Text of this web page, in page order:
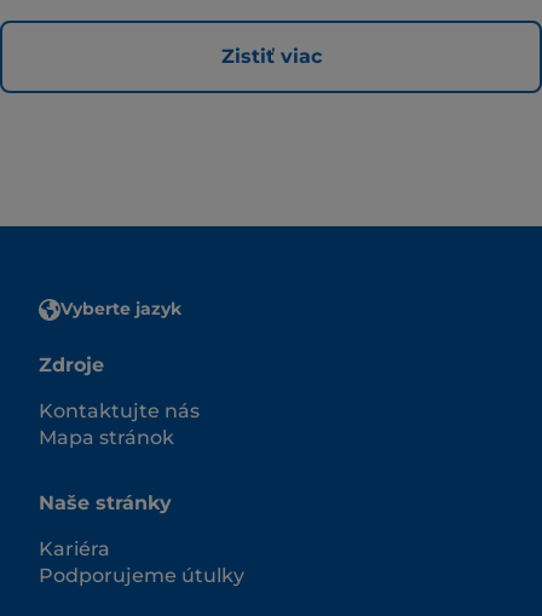
Zistiť viac
Vyberte jazyk
Zdroje
Kontaktujte nás
Mapa stránok
Naše stránky
Kariéra
Podporujeme útulky